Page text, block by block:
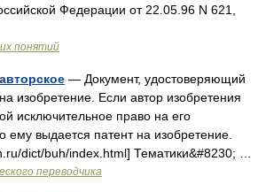
Федерации от 22.05.96 N 621,
понятий
— Документ, удостоверяющий
изобретение. Если автор изобретения
исключительное право на его
ему выдается патент на изобретение.
dict/buh/index.html] Тематики&#8230; …
переводчика